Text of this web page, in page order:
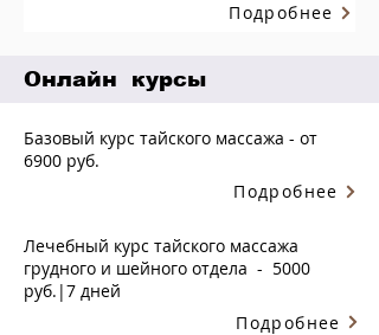
Подробнее
Онлайн курсы
Базовый курс тайского массажа - от
6900 руб.
Подробнее
Лечебный курс тайского массажа
грудного и шейного отдела - 5000
руб.|7 дней
Подробнее